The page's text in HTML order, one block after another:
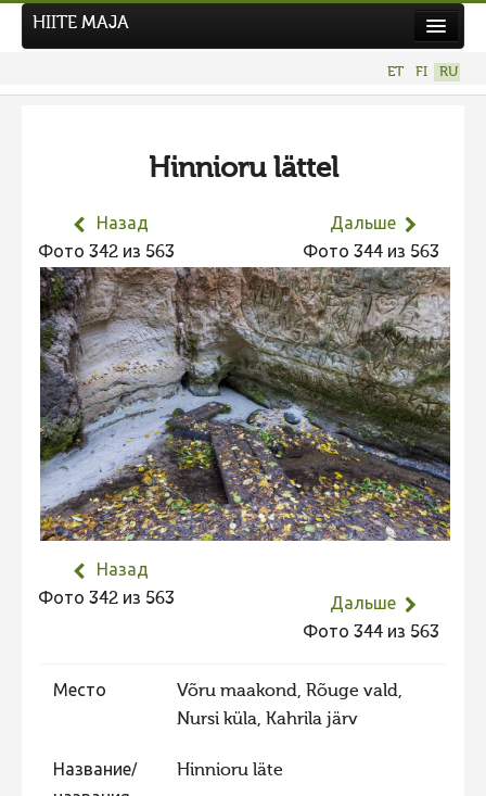
Hiite kuvavõistlus 2026
Фотоконкурс 2025
Не учитываются 2025
Видео 2025
Фотоконкурс 2024
Не учитываются 2024
Видео 2024
Фотоконкурс 2023
Не учитываются 2023
Фотоконкурс 2021
Фотоконкурс 2020
HIITE MAJA
ET FI RU
Hinnioru lättel
Назад
Фото 342 из 563
Дальше
Фото 344 из 563
Назад
Фото 342 из 563
Дальше
Фото 344 из 563
Место
Võru maakond, Rõuge vald,
Nursi küla, Kahrila järv
Название/
Hinnioru läte